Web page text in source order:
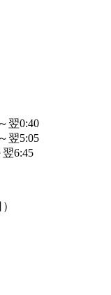
翌0:40
翌5:05
6:45